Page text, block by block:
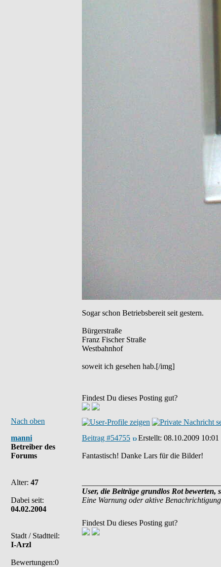
Sogar schon Betriebsbereit seit gestern.
Bürgerstraße
Franz Fischer Straße
Westbahnhof
soweit ich gesehen hab.[/img]
Findest Du dieses Posting gut?
Nach oben
manni
Betreiber des
Forums
Alter: 47
Dabei seit:
04.02.2004
Stadt / Stadtteil:
I-Arzl
Bewertungen:0
Beitrag #54755 Erstellt: 08.10.2009 10:01
Fantastisch! Danke Lars für die Bilder!
User, die Beiträge grundlos Rot
Eine Warnung oder aktive
Findest Du dieses Posting gut?